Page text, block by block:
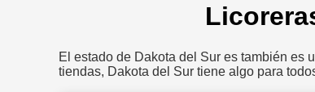
El estado de Dakota del Sur es también es
tiendas, Dakota del Sur tiene algo para